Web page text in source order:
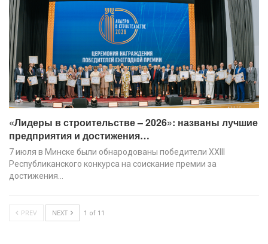
«Лидеры в строительстве – 2026»: названы лучшие
предприятия и достижения…
7 июля в Минске были обнародованы победители XХIII
Республиканского конкурса на соискание премии за
достижения…
PREV NEXT 1 of 11